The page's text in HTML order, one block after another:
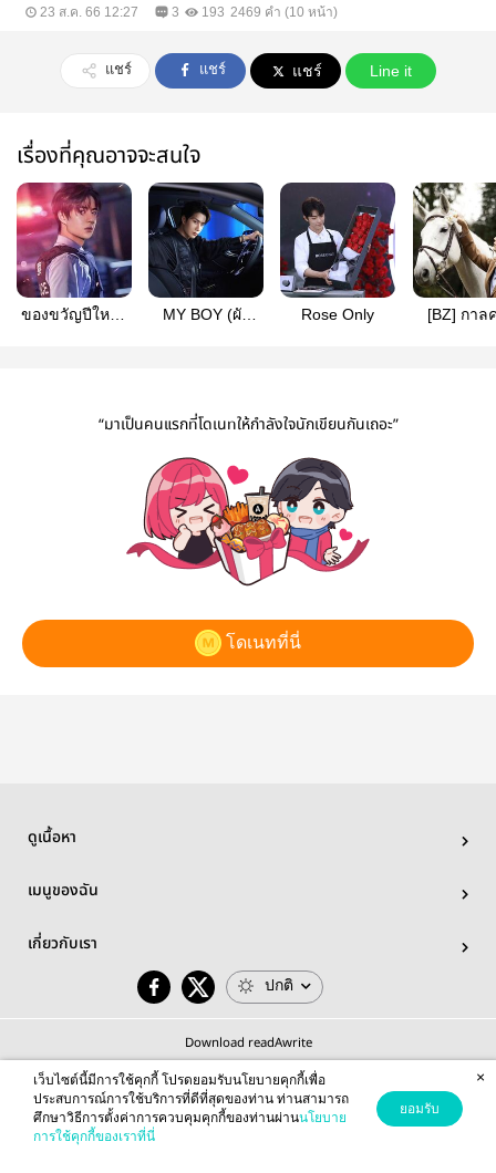
23 ส.ค. 66 12:27 3 193 2469 คำ (10 หน้า)
แชร์ แชร์ แชร์ Line it
เรื่องที่คุณอาจจะสนใจ
ของขวัญปีใหม่อี
MY BOY (ผัว
Rose Only
[BZ] กาล
“มาเป็นคนแรกที่โดเนทให้กำลังใจนักเขียนกันเถอะ”
โดเนทที่นี่
ดูเนื้อหา
เมนูของฉัน
เกี่ยวกับเรา
ปกติ
Download readAwrite
© 2026 readAwrite.com by MEB Corporation Public Company Limited
This site is protected by reCAPTCHA and the Google
เว็บไซต์นี้มีการใช้คุกกี้ โปรดยอมรับนโยบายคุกกี้เพื่อ
ประสบการณ์การใช้บริการที่ดีที่สุดของท่าน ท่านสามารถ
ศึกษาวิธีการตั้งค่าการควบคุมคุกกี้ของท่านผ่านนโยบาย
การใช้คุกกี้ของเราที่นี่
ยอมรับ
×